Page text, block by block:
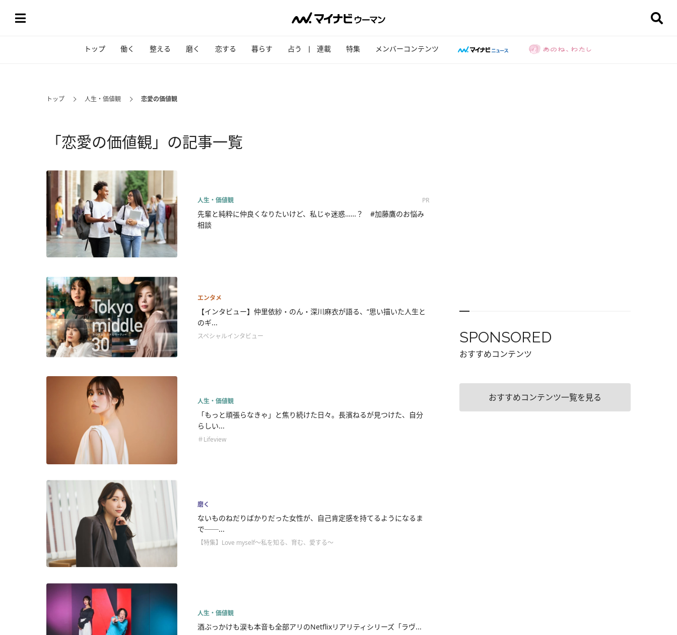
トップ 働く 整える 磨く 恋する 暮らす 占う 連載 特集 メンバーコンテンツ
トップ 人生・価値観 恋愛の価値観
「恋愛の価値観」の記事一覧
人生・価値観 PR
先輩と純粋に仲良くなりたいけど、私じゃ迷惑……？ #加藤鷹のお悩み
相談
エンタメ
【インタビュー】仲里依紗・のん・深川麻衣が語る、“思い描いた人生と
のギ...
スペシャルインタビュー
人生・価値観
「もっと頑張らなきゃ」と焦り続けた日々。長濱ねるが見つけた、自分
らしい...
＃Lifeview
磨く
ないものねだりばかりだった女性が、自己肯定感を持てるようになるま
で──...
【特集】Love myself～私を知る、育む、愛する～
人生・価値観
酒ぶっかけも涙も本音も全部アリのNetflixリアリティシリーズ「ラヴ...
SPONSORED
おすすめコンテンツ
おすすめコンテンツ一覧を見る